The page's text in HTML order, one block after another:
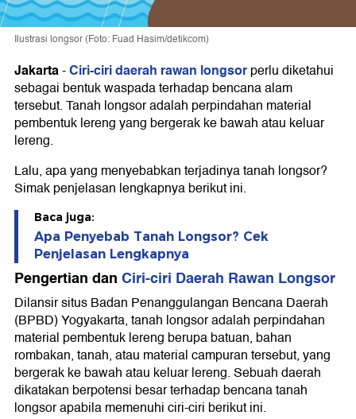
Ilustrasi longsor (Foto: Fuad Hasim/detikcom)
Jakarta-Ciri-ciri daerah rawan longsorperlu diketahui
sebagai bentuk waspada terhadap bencana alam
tersebut. Tanah longsor adalah perpindahan material
pembentuk lereng yang bergerak ke bawah atau keluar
lereng.
Lalu, apa yang menyebabkan terjadinya tanah longsor?
Simak penjelasan lengkapnya berikut ini.
Baca juga:
Apa Penyebab Tanah Longsor? Cek
Penjelasan Lengkapnya
Pengertian dan Ciri-ciri Daerah Rawan Longsor
Dilansir situs Badan Penanggulangan Bencana Daerah
(BPBD) Yogyakarta, tanah longsor adalah perpindahan
material pembentuk lereng berupa batuan, bahan
rombakan, tanah, atau material campuran tersebut, yang
bergerak ke bawah atau keluar lereng. Sebuah daerah
dikatakan berpotensi besar terhadap bencana tanah
longsor apabila memenuhi ciri-ciri berikut ini.